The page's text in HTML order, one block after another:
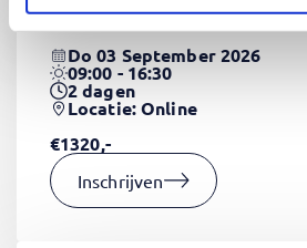
CSS Fundamentals(EN)
Do 03 September 2026
09:00 - 16:30
2dagen
Locatie: Online
€1320,-
Inschrijven